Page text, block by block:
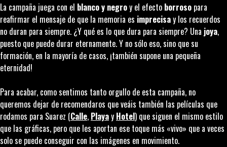
La campaña juega con el blancoy negroy el efecto borroso para
reafirmar el mensaje de que la memoria es imprecisay los recuerdos
no duran para siempre. ¿Y qué es lo que dura para siempre? Una joya,
puesto que puede durar eternamente. Y no sólo eso, sino que su
formación, en la mayoría de casos, ¡también supone una pequeña
eternidad!
Para acabar, como sentimos tanto orgullo de esta campaña, no
queremos dejar de recomendaros que veáis también las películas que
rodamos para Suarez (Calle, Playay Hotel) que siguen el mismo estilo
que las gráficas, pero que les aportan ese toque más «vivo» que a veces
solo se puede conseguir con las imágenes en movimiento.